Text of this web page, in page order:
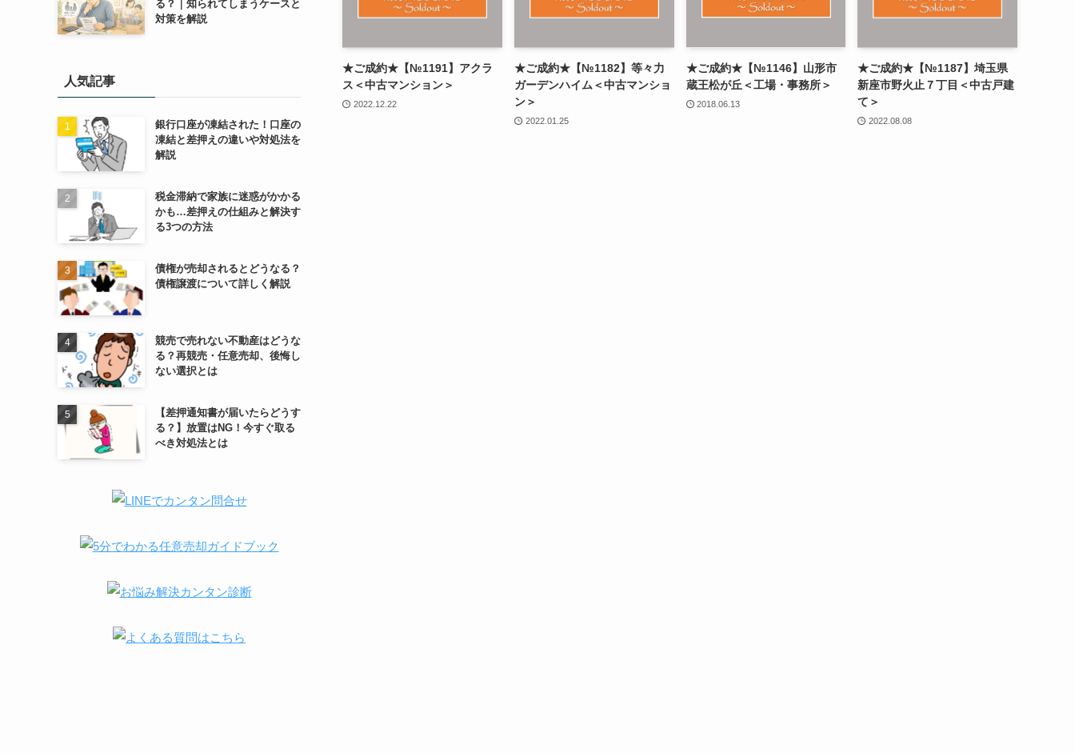
★ご成約★【№1191】アクラ
ス＜中古マンション＞
2022.12.22
★ご成約★【№1182】等々力
ガーデンハイム＜中古マンショ
ン＞
2022.01.25
★ご成約★【№1146】山形市
蔵王松が丘＜工場・事務所＞
2018.06.13
★ご成約★【№1187】埼玉県
新座市野火止７丁目＜中古戸建
て＞
2022.08.08
る？｜知られてしまうケースと
対策を解説
人気記事
銀行口座が凍結された！口座の
凍結と差押えの違いや対処法を
解説
税金滞納で家族に迷惑がかかる
かも…差押えの仕組みと解決す
る3つの方法
債権が売却されるとどうなる？
債権譲渡について詳しく解説
競売で売れない不動産はどうな
る？再競売・任意売却、後悔し
ない選択とは
【差押通知書が届いたらどうす
る？】放置はNG！今すぐ取る
べき対処法とは